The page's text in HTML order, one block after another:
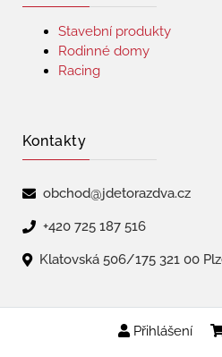
Přihlášení
Stavební produkty
Rodinné domy
Racing
Kontakty
obchod@jdetorazdva.cz
+420 725 187 516
Klatovská 506/175 321 00
Copyright © 2026 |